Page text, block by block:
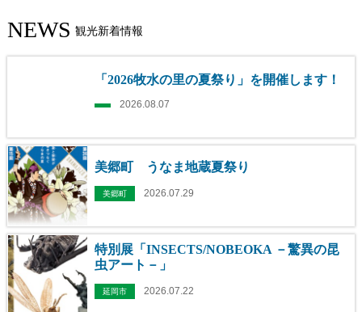
NEWS
「2026牧水の里の夏祭り」を開催します！
2026.08.07
美郷町 うなま地蔵夏祭り
美郷町 2026.07.29
特別展「INSECTS/NOBEOKA －驚異の昆
虫アート－」
延岡市 2026.07.22